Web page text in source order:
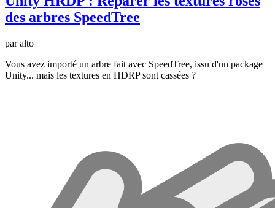
des arbres SpeedTree
par alto
Vous avez importé un arbre fait avec SpeedTree, issu d'un package
Unity... mais les textures en HDRP sont cassées ?